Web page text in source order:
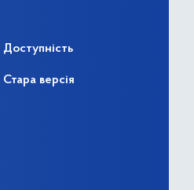
Доступність
Стара версія